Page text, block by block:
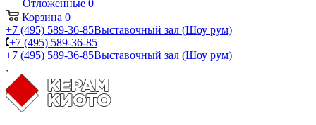
Отложенные 0
Корзина 0
+7 (495) 589-36-85Выставочный зал (Шоу рум)
+7 (495) 589-36-85
+7 (495) 589-36-85Выставочный зал (Шоу рум)